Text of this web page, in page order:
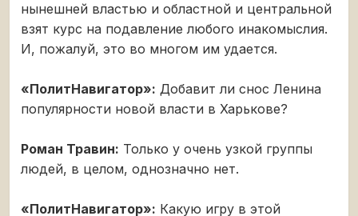
нынешней властью и областной и центральной
взят курс на подавление любого инакомыслия.
И, пожалуй, это во многом им удается.
«ПолитНавигатор»: Добавит ли снос Ленина
популярности новой власти в Харькове?
Роман Травин: Только у очень узкой группы
людей, в целом, однозначно нет.
«ПолитНавигатор»: Какую игру в этой